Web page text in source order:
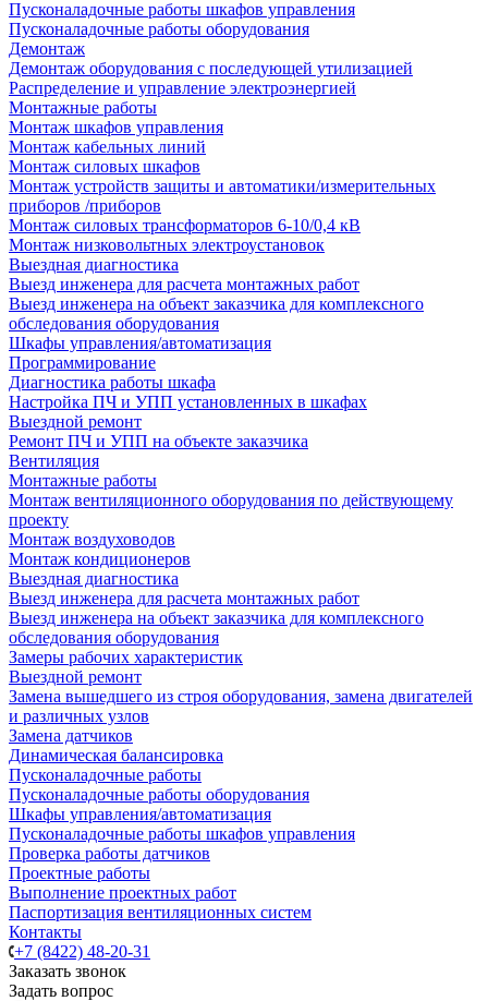
Пусконаладочные работы шкафов управления
Пусконаладочные работы оборудования
Демонтаж
Демонтаж оборудования с последующей утилизацией
Распределение и управление электроэнергией
Монтажные работы
Монтаж шкафов управления
Монтаж кабельных линий
Монтаж силовых шкафов
Монтаж устройств защиты и автоматики/измерительных
приборов /приборов
Монтаж силовых трансформаторов 6-10/0,4 кВ
Монтаж низковольтных электроустановок
Выездная диагностика
Выезд инженера для расчета монтажных работ
Выезд инженера на объект заказчика для комплексного
обследования оборудования
Шкафы управления/автоматизация
Программирование
Диагностика работы шкафа
Настройка ПЧ и УПП установленных в шкафах
Выездной ремонт
Ремонт ПЧ и УПП на объекте заказчика
Вентиляция
Монтажные работы
Монтаж вентиляционного оборудования по действующему
проекту
Монтаж воздуховодов
Монтаж кондиционеров
Выездная диагностика
Выезд инженера для расчета монтажных работ
Выезд инженера на объект заказчика для комплексного
обследования оборудования
Замеры рабочих характеристик
Выездной ремонт
Замена вышедшего из строя оборудования, замена двигателей
и различных узлов
Замена датчиков
Динамическая балансировка
Пусконаладочные работы
Пусконаладочные работы оборудования
Шкафы управления/автоматизация
Пусконаладочные работы шкафов управления
Проверка работы датчиков
Проектные работы
Выполнение проектных работ
Паспортизация вентиляционных систем
Контакты
+7 (8422) 48-20-31
Заказать звонок
Задать вопрос